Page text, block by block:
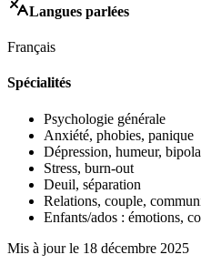
Langues parlées
Français
Spécialités
Psychologie générale
Anxiété, phobies, panique
Dépression, humeur,
Stress, burn-out
Deuil, séparation
Relations, couple,
Enfants/ados : émotions,
Mis à jour le 18 décembre 2025